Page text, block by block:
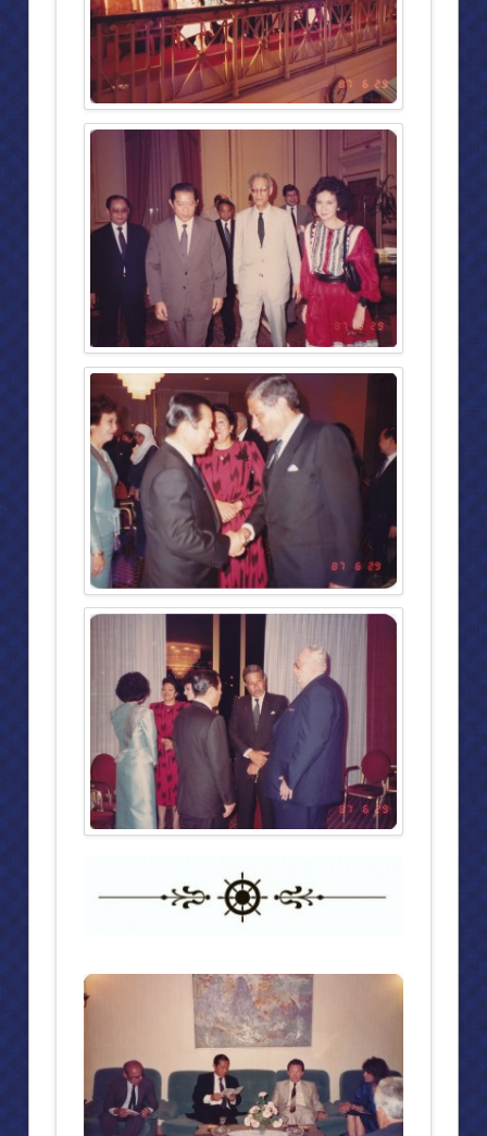
กิจกรรมและโครงการต่างๆ
ศาสนา
พระบาทสมเด็จพระเจ้าอยู่หัวฯ เสด็จวัดถ้ำสิงโตทอง
ศาสนสถาน (๑)
พิพิธภัณฑ์
พิพิธภัณฑ์สักทอง
ความเป็นมาของพิพิธภัณฑ์สักทอง
การจัดแสดงภายในพิพิธภัณฑ์สักทอง
การจัดแสดงภายในพิพิธภัณฑ์สักทอง (๒)
การจัดแสดงภายในพิพิธภัณฑ์สักทอง (๓)
การจัดแสดงภายในพิพิธภัณฑ์สักทอง (๔)
หุ่นขี้ผึ้ง (ไฟเบอร์กลาส)
พิพิธภัณฑ์มงคลนาวิน
“มงคลนาวิน” นามสกุลพระราชทาน ครบหนึ่งร้อยปี
ประวัติต้นสกุล “มงคลนาวิน”
การจัดแสดงภายใน ชั้นแรก
การจัดแสดงภายใน ชั้นสอง
บรรยากาศ วัดถ้ำสิงโตทอง จ.ราชบุรี
หุ่นขี้ผึ้ง (ไฟเบอร์กลาส)
งานอดิเรก
ตำรากฎหมายและหนังสือ
รางวัลอุกฤษ มงคลนาวิน ‘นิติศาสตร์เพื่อสังคม’
พระมหาคัมภีร์อัลกุรอาน